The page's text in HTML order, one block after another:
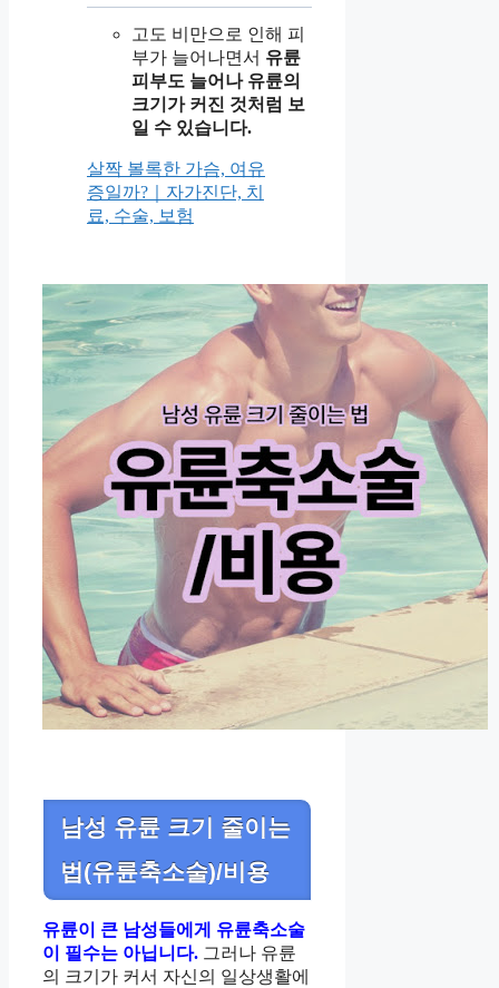
고도 비만으로 인해 피
부가 늘어나면서 유륜
피부도 늘어나 유륜의
크기가 커진 것처럼 보
일 수 있습니다.
살짝 볼록한 가슴, 여유
증일까?｜자가진단, 치
료, 수술, 보험
남성 유륜 크기 줄이는
법(유륜축소술)/비용
유륜이 큰 남성들에게 유륜축소술
이 필수는 아닙니다. 그러나 유륜
의 크기가 커서 자신의 일상생활에